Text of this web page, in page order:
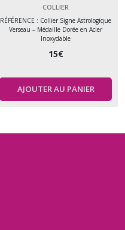
COLLIER
RÉFÉRENCE : Collier Signe Astrologique
Verseau – Médaille Dorée en Acier
Inoxydable
15€
AJOUTER AU PANIER